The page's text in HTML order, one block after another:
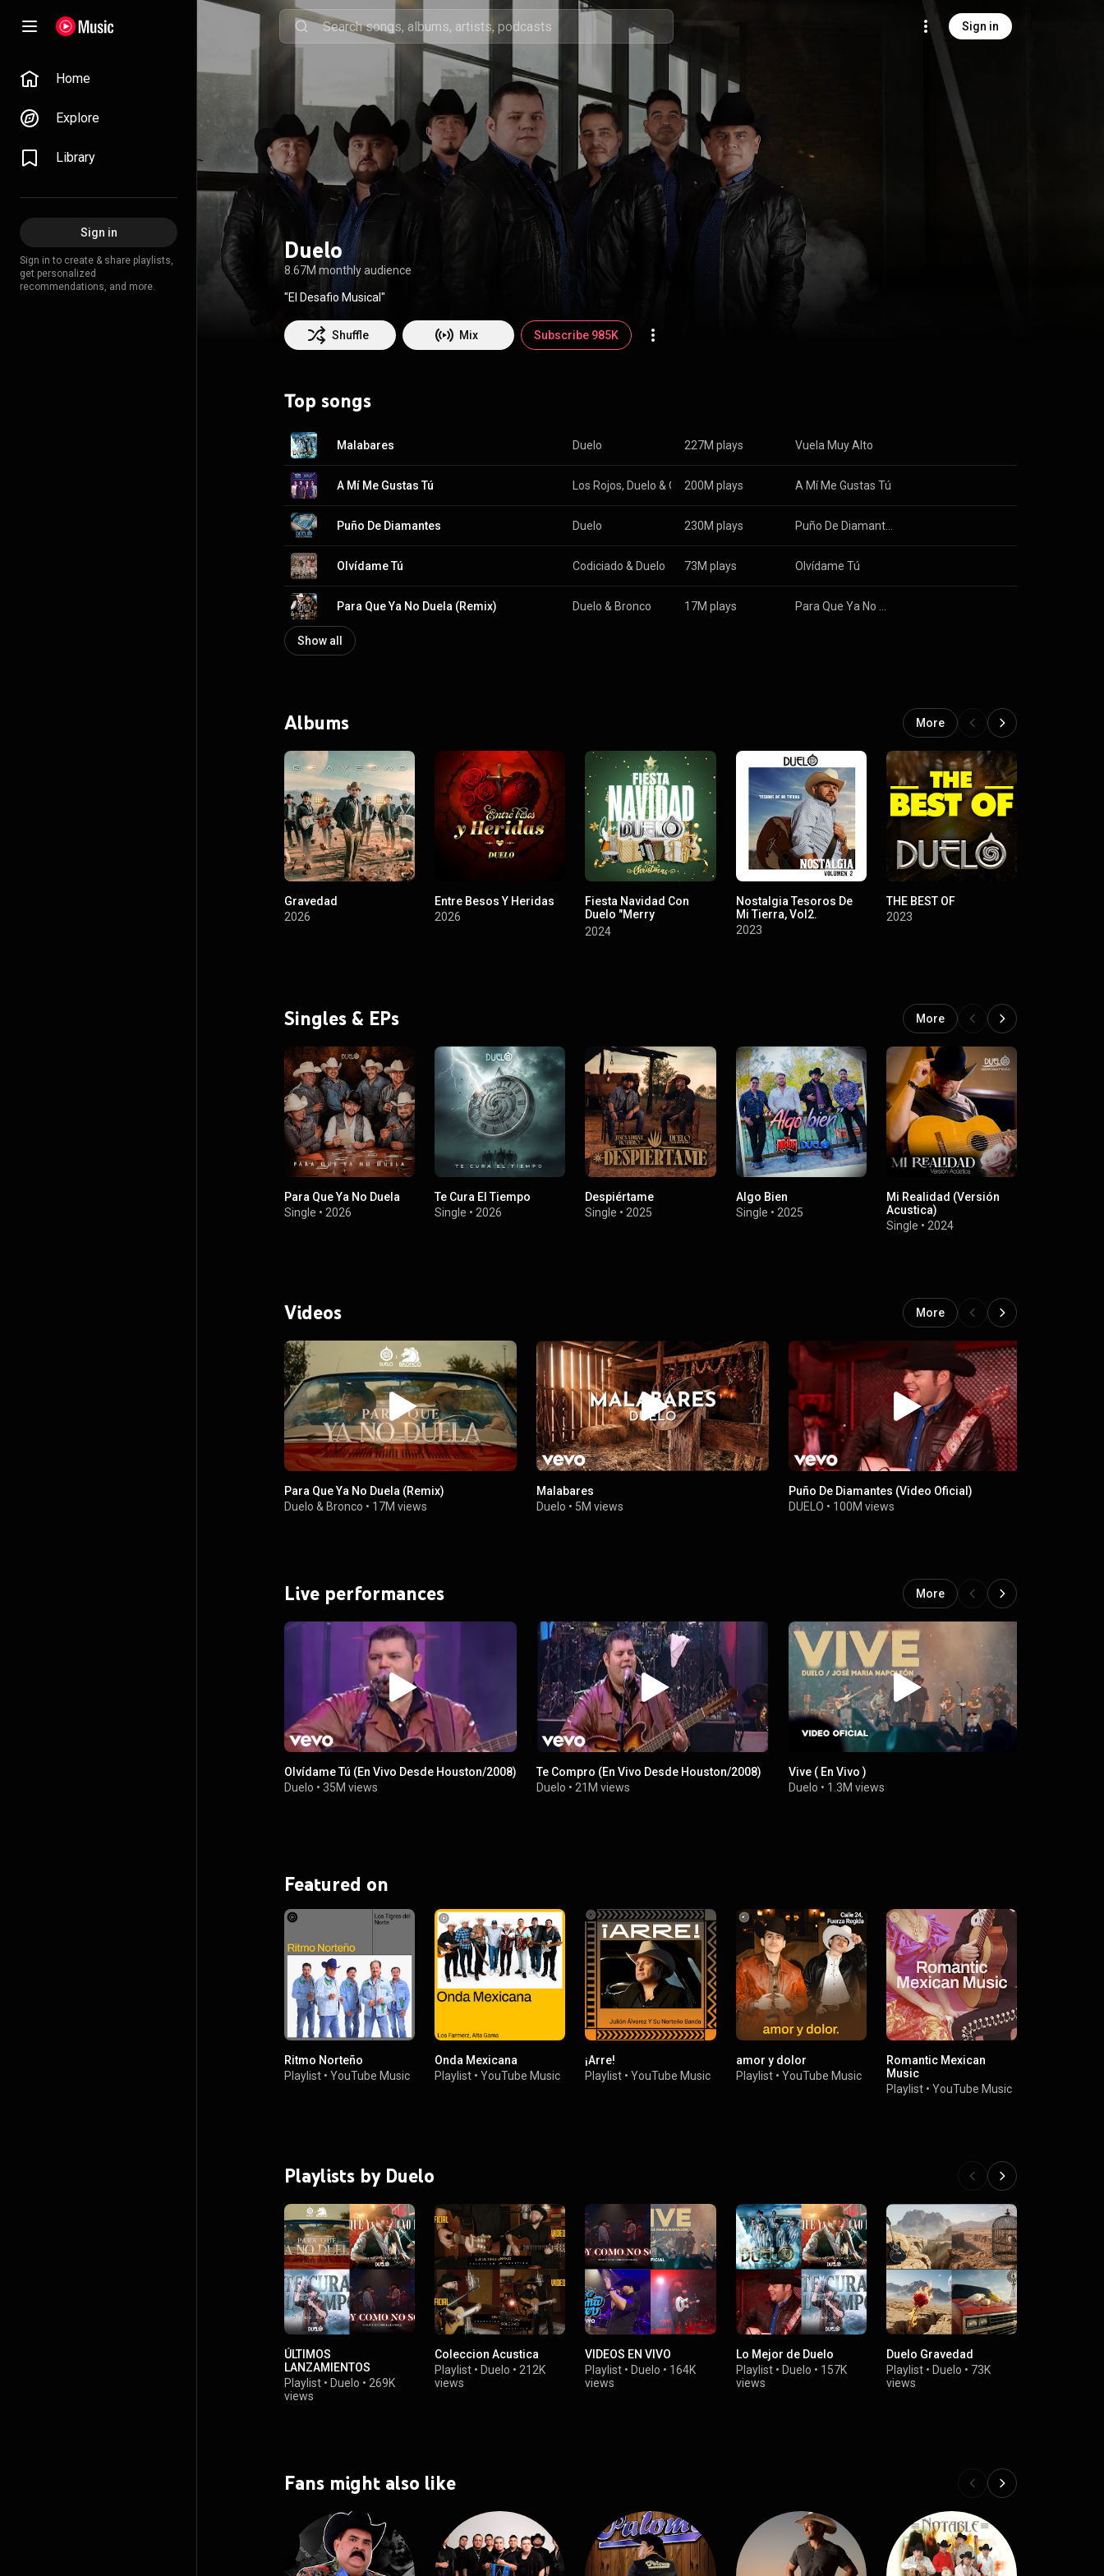
Sign in
Home
Explore
Library
Sign in
Sign in to create & share playlists,
get personalized
recommendations, and more.
Duelo
8.67M monthly audience
"El Desafio Musical"
Shuffle Mix Subscribe 985K
Top songs
Malabares Duelo 227M plays Vuela Muy Alto
A Mí Me Gustas Tú Los Rojos, Duelo & 200M plays A Mí Me Gustas Tú
Puño De Diamantes Duelo 230M plays
Olvídame Tú Codiciado & Duelo 73M plays Olvídame Tú
Para Que Ya No Duela (Remix) Duelo & Bronco 17M plays
Show all
Albums More
Gravedad
2026
Entre Besos Y Heridas
2026
Fiesta Navidad Con
Duelo "Merry
Christmas"
2024
Nostalgia Tesoros De
Mi Tierra, Vol2.
2023
THE BEST OF
2023
Singles & EPs More
Para Que Ya No Duela
Single • 2026
Te Cura El Tiempo
Single • 2026
Despiértame
Single • 2025
Algo Bien
Single • 2025
Mi Realidad (Versión
Acustica)
Single • 2024
Videos More
Para Que Ya No Duela (Remix)
Duelo & Bronco • 17M views
Malabares
Duelo • 5M views
Puño De Diamantes (Video Oficial)
DUELO • 100M views
Live performances More
Olvídame Tú (En Vivo Desde Houston/2008)
Duelo • 35M views
Te Compro (En Vivo Desde Houston/2008)
Duelo •21M views
Vive ( En Vivo )
Duelo • 1.3M views
Featured on
Ritmo Norteño
Playlist • YouTube Music
Onda Mexicana
Playlist •YouTube Music
¡Arre!
Playlist •YouTube Music
amor y dolor
Playlist• YouTube Music
Romantic Mexican
Music
Playlist• YouTube Music
Playlists by Duelo
ÚLTIMOS
LANZAMIENTOS
Playlist • Duelo • 269K
views
Coleccion Acustica
Playlist • Duelo • 212K
views
VIDEOS EN VIVO
Playlist • Duelo • 164K
views
Lo Mejor de Duelo
Playlist• Duelo • 157K
views
Duelo Gravedad
Playlist• Duelo • 73K
views
Fans might also like